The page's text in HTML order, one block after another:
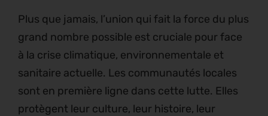
Plus que jamais, l’union qui fait la force du plus
grand nombre possible est cruciale pour face
à la crise climatique, environnementale et
sanitaire actuelle. Les communautés locales
sont en première ligne dans cette lutte. Elles
protègent leur culture, leur histoire, leur